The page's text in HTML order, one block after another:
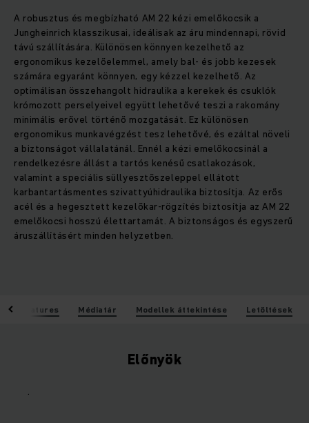
A robusztus és megbízható AM 22 kézi emelőkocsik a
Jungheinrich klasszikusai, ideálisak az áru mindennapi, rövid
távú szállítására. Különösen könnyen kezelhető az
ergonomikus kezelőelemmel, amely bal- és jobb kezesek
számára egyaránt könnyen, egy kézzel kezelhető. Az
optimálisan összehangolt hidraulika a kerekek és csuklók
krómozott perselyeivel együtt lehetővé teszi a rakomány
minimális erővel történő mozgatását. Ez különösen
ergonomikus munkavégzést tesz lehetővé, és ezáltal növeli
a biztonságot vállalatánál. Ennél a kézi emelőkocsinál a
rendelkezésre állást a tartós kenésű csatlakozások,
valamint a speciális süllyesztőszeleppel ellátott
karbantartásmentes szivattyúhidraulika biztosítja. Az erős
acél és a hegesztett kezelőkar-rögzítés biztosítja az AM 22
emelőkocsi hosszú élettartamát. A biztonságos és egyszerű
áruszállításért minden helyzetben.
Features Médiatár Modellek áttekintése Letöltések
Előnyök
.